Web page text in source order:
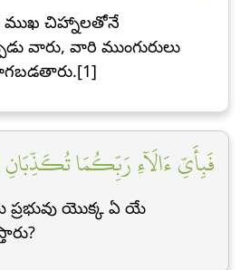
ముఖ చిహ్నాలతోనే
వారు, వారి ముంగురులు
فَبِأَيِّ ءَالَآءِ رَبِّكُمَا تُكَذِّبَانِ
ప్రభువు యొక్క ఏ యే